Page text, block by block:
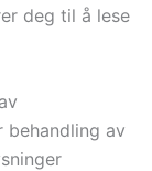
deg til å lese
behandling av